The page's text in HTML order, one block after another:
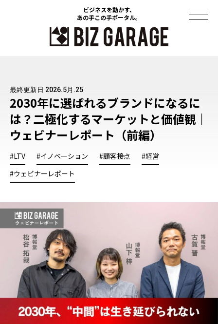
ビジネスを動かす、
あの手この手ポータル。
ビジネスを動かす、
あの手この手ポータル。
セミナー
ソリューション
資料ダウンロード
最終更新日 2026.5月.25
2030年に選ばれるブランドになるに
は？二極化するマーケットと価値観｜
ウェビナーレポート（前編）
#LTV #イノベーション #顧客接点
#経営
#ウェビナーレポート